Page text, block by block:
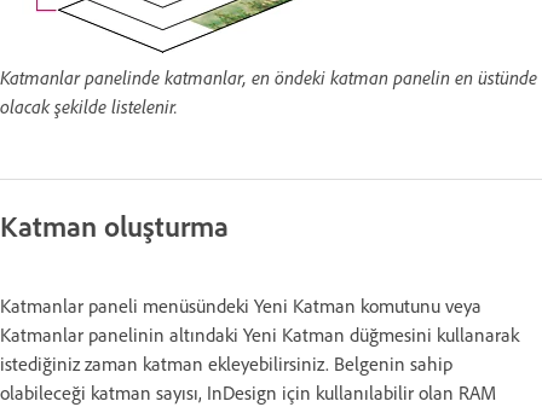
Katmanlar panelinde katmanlar, en öndeki katman panelin en üstünde
olacak şekilde listelenir.
Katman oluşturma
Katmanlar paneli menüsündeki Yeni Katman komutunu veya
Katmanlar panelinin altındaki Yeni Katman düğmesini kullanarak
istediğiniz zaman katman ekleyebilirsiniz. Belgenin sahip
olabileceği katman sayısı, InDesign için kullanılabilir olan RAM